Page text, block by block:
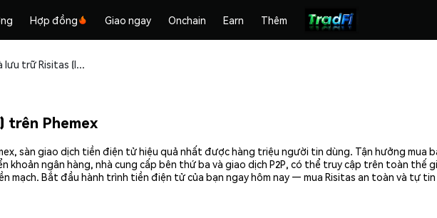
Hợp đồng Giao ngay Onchain Earn Thêm
Mua và lưu trữ Risitas (ISSOU) an toàn
trên Phemex
sàn giao dịch tiền điện tử hiệu quả nhất được hàng triệu người tin dùng. Tận hưởng
khoản ngân hàng, nhà cung cấp bên thứ ba và giao dịch P2P, có thể truy cập trên toàn thế
mạch. Bắt đầu hành trình tiền điện tử của bạn ngay hôm nay — mua Risitas an toàn và tự